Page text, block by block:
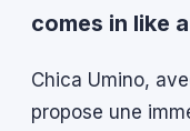
comes in like
Chica Umino,
propose une